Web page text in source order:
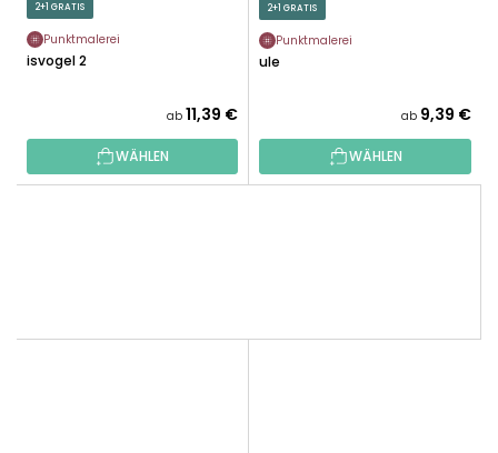
2+1 GRATIS
Punktmalerei
Eisvogel 2
ab 11,39 €
WÄHLEN
2+1 GRATIS
Punktmalerei
Eule
ab 9,39 €
WÄHLEN